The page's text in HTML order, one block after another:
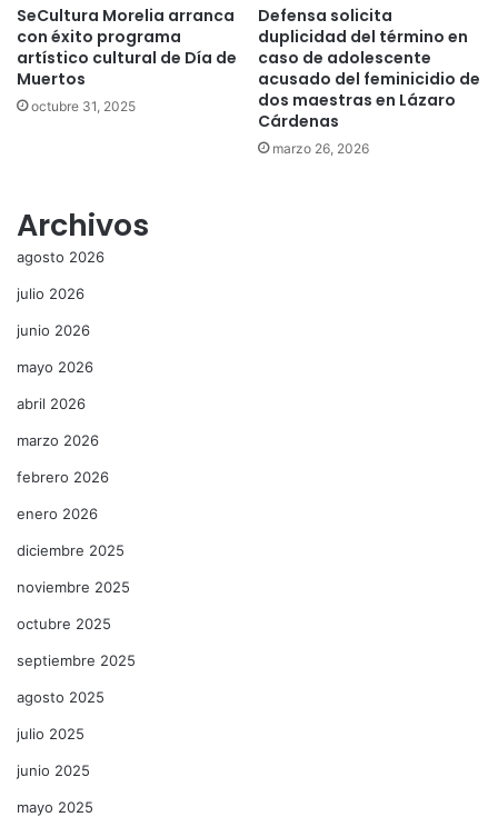
SeCultura Morelia arranca
con éxito programa
artístico cultural de Día de
Muertos
octubre 31, 2025
Defensa solicita
duplicidad del término en
caso de adolescente
acusado del feminicidio de
dos maestras en Lázaro
Cárdenas
marzo 26, 2026
Archivos
agosto 2026
julio 2026
junio 2026
mayo 2026
abril 2026
marzo 2026
febrero 2026
enero 2026
diciembre 2025
noviembre 2025
octubre 2025
septiembre 2025
agosto 2025
julio 2025
junio 2025
mayo 2025